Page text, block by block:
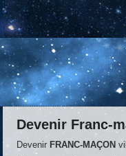
Devenir Franc-
Devenir FRANC-MAÇON